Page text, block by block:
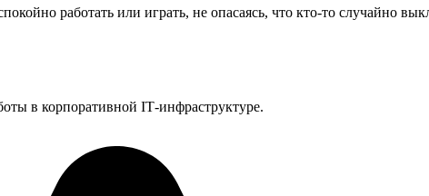
работать или играть, не опасаясь, что кто-то случайно
в корпоративной IT‑инфраструктуре.